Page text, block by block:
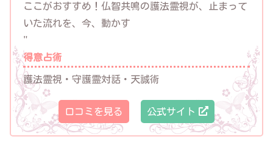
ここがおすすめ！ 仏智共鳴の護法霊視が、止まって
いた流れを、今、動かす
"
得意占術
護法霊視・守護霊対話・天誠術
口コミを見る 公式サイト